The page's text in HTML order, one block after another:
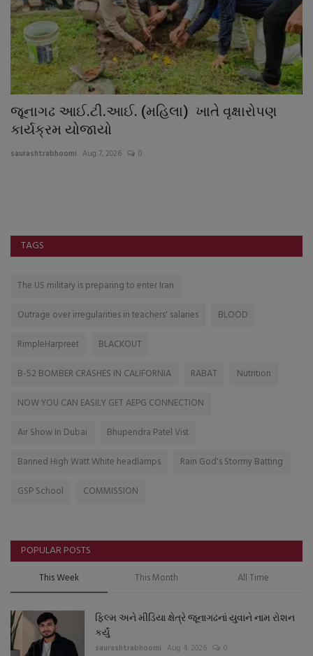
જૂનાગઢ આઈ.ટી.આઈ. (મહિલા) ખાતે વૃક્ષારોપણ
કાર્યક્રમ યોજાયો
saurashtrabhoomi Aug 7, 2026 0
TAGS
The US military is preparing to enter Iran
Outrage over irregularities in teachers' salaries
BLOOD
RimpleHarpreet
BLACKOUT
B-52 BOMBER CRASHES IN CALIFORNIA
RABAT
Nutrition
NOW YOU CAN EASILY GET AEPG CONNECTION
Air Show In Dubai
Bhupendra Patel Vist
Banned High Watt White headlamps
Rain God's Stormy Batting
GSP School
COMMISSION
POPULAR POSTS
This Week This Month All Time
ફિલ્મ અને મીડિયા ક્ષેત્રે જૂનાગઢનાં યુવાને નામ રોશન
કર્યું
saurashtrabhoomi Aug 4, 2026 0